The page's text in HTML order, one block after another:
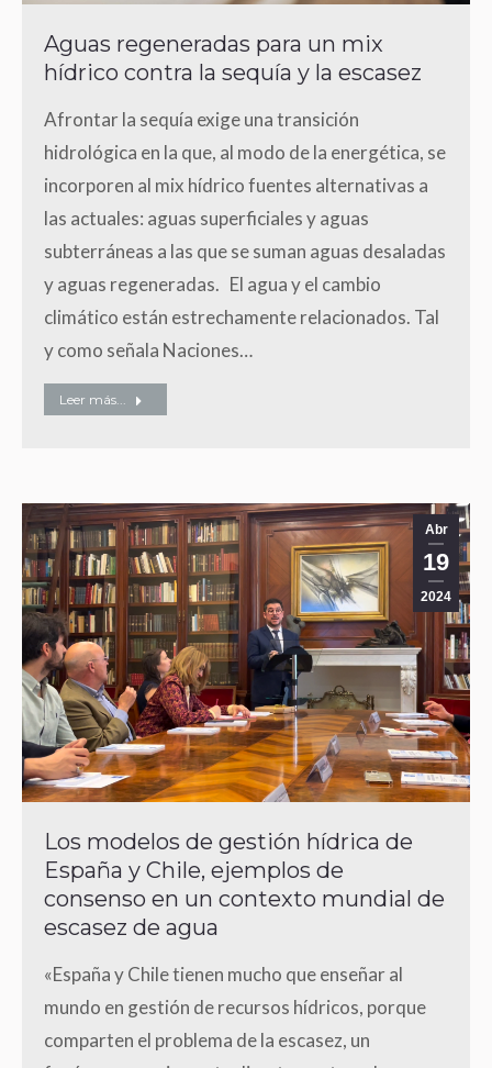
Aguas regeneradas para un mix
hídrico contra la sequía y la escasez
Afrontar la sequía exige una transición
hidrológica en la que, al modo de la energética, se
incorporen al mix hídrico fuentes alternativas a
las actuales: aguas superficiales y aguas
subterráneas a las que se suman aguas desaladas
y aguas regeneradas. El agua y el cambio
climático están estrechamente relacionados. Tal
y como señala Naciones…
Leer más...
Abr
19
2024
Los modelos de gestión hídrica de
España y Chile, ejemplos de
consenso en un contexto mundial de
escasez de agua
«España y Chile tienen mucho que enseñar al
mundo en gestión de recursos hídricos, porque
comparten el problema de la escasez, un